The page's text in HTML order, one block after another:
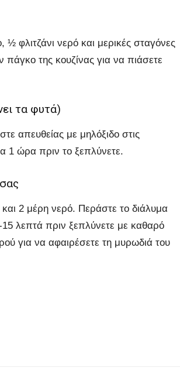
½ φλιτζάνι νερό και μερικές σταγόνες
της κουζίνας για να πιάσετε
τα φυτά)
απευθείας με μηλόξιδο στις
1 ώρα πριν το ξεπλύνετε.
2 μέρη νερό. Περάστε το διάλυμα
λεπτά πριν ξεπλύνετε με καθαρό
για να αφαιρέσετε τη μυρωδιά του